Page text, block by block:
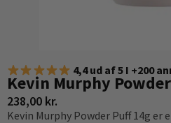
4,4 ud af 5 I +200
Kevin Murphy
238,00 kr.
Kevin Murphy Powder Puff 14g er